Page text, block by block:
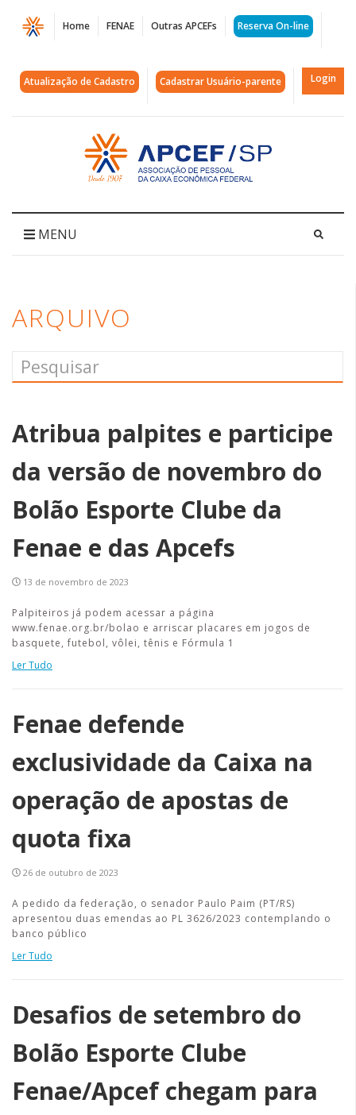
Página
Arquivos
aposta
APCEF/SP
Home FENAE Outras APCEFs Reserva On-line
Atualização de Cadastro Cadastrar Usuário-parente Login
Acessar
página
inicial
MENU
ARQUIVO
Atribua palpites e participe
da versão de novembro do
Bolão Esporte Clube da
Fenae e das Apcefs
13 de novembro de 2023
Palpiteiros já podem acessar a página
www.fenae.org.br/bolao e arriscar placares em jogos de
basquete, futebol, vôlei, tênis e Fórmula 1
Ler Tudo
Fenae defende
exclusividade da Caixa na
operação de apostas de
quota fixa
26 de outubro de 2023
A pedido da federação, o senador Paulo Paim (PT/RS)
apresentou duas emendas ao PL 3626/2023 contemplando o
banco público
Ler Tudo
Desafios de setembro do
Bolão Esporte Clube
Fenae/Apcef chegam para